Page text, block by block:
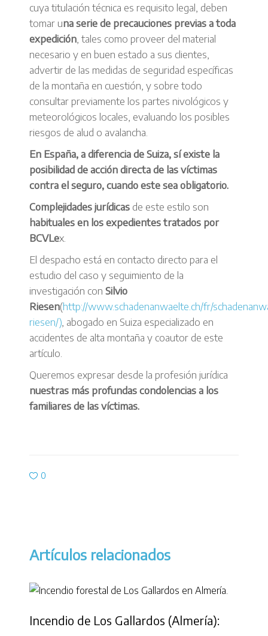
cuya titulación técnica es requisito legal, deben
tomar una serie de precauciones previas a toda
expedición , tales como proveer del material
necesario y en buen estado a sus clientes,
advertir de las medidas de seguridad específicas
de la montaña en cuestión, y sobre todo
consultar previamente los partes nivológicos y
meteorológicos locales, evaluando los posibles
riesgos de alud o avalancha.
En España, a diferencia de Suiza, sí existe la
posibilidad de acción directa de las víctimas
contra el seguro, cuando este sea obligatorio.
Complejidades jurídicas de este estilo son
habituales en los expedientes tratados por
BCVLex.
El despacho está en contacto directo para el
estudio del caso y seguimiento de la
investigación con Silvio
Riesen(http://www.schadenanwaelte.ch/fr/
riesen/) , abogado en Suiza especializado en
accidentes de alta montaña y coautor de este
artículo.
Queremos expresar desde la profesión jurídica
nuestras más profundas condolencias a los
familiares de las víctimas.
0
Artículos relacionados
Incendio de Los Gallardos (Almería):